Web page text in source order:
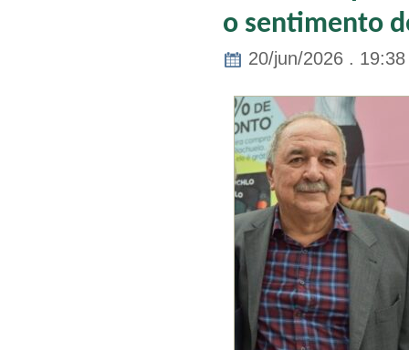
o sentimento
20/jun/2026 . 19:38